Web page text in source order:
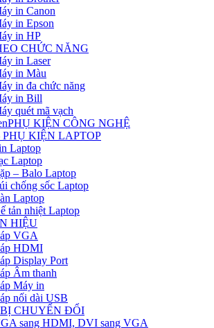
in Canon
in Epson
in HP
CHỨC NĂNG
in Laser
in Màu
in đa chức năng
in Bill
quét mã vạch
PHỤ KIỆN CÔNG NGHỆ
KIỆN LAPTOP
Laptop
Laptop
– Balo Laptop
chống sốc Laptop
Laptop
tản nhiệt Laptop
HIỆU
VGA
HDMI
Display Port
Âm thanh
Máy in
nối dài USB
CHUYỂN ĐỔI
sang HDMI, DVI sang VGA